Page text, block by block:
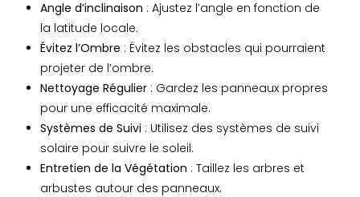
Angle d’inclinaison : Ajustez l’angle en fonction de
la latitude locale.
Évitez l’Ombre : Évitez les obstacles qui pourraient
projeter de l’ombre.
Nettoyage Régulier : Gardez les panneaux propres
pour une efficacité maximale.
Systèmes de Suivi : Utilisez des systèmes de suivi
solaire pour suivre le soleil.
Entretien de la Végétation : Taillez les arbres et
arbustes autour des panneaux.